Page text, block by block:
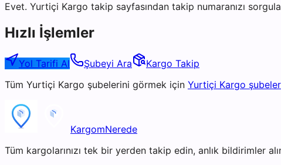
Evet. Yurtiçi Kargo takip sayfasından takip numaranızı
Hızlı İşlemler
Yol Tarifi Al Şubeyi Ara
Kargo Takip
Tüm Yurtiçi Kargo şubelerini görmek için Yurtiçi Kargo
KargomNerede
Tüm kargolarınızı tek bir yerden takip edin, anlık bildirimler